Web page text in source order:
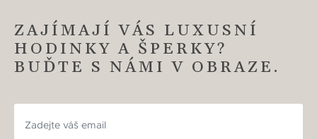
ZAJÍMAJÍ VÁS LUXUSNÍ
HODINKY A ŠPERKY?
BUĎTE S NÁMI V OBRAZE.